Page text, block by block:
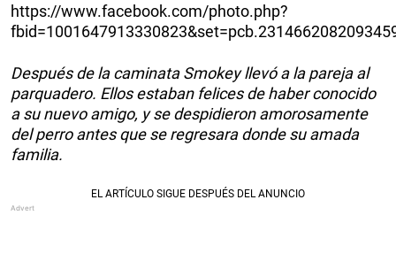
https://www.facebook.com/photo.php?
Después de la caminata Smokey llevó a la pareja al
parquadero. Ellos estaban felices de haber conocido
a su nuevo amigo, y se despidieron amorosamente
del perro antes que se regresara donde su amada
familia.